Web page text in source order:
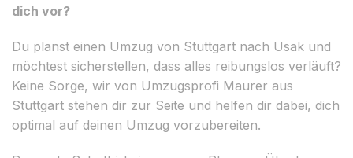
dich vor?
Du planst einen Umzug von Stuttgart nach Usak und
möchtest sicherstellen, dass alles reibungslos verläuft?
Keine Sorge, wir von Umzugsprofi Maurer aus
Stuttgart stehen dir zur Seite und helfen dir dabei, dich
optimal auf deinen Umzug vorzubereiten.